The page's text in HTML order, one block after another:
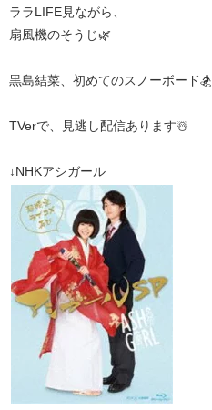
ララLIFE見ながら、
扇風機のそうじ🌿
黒島結菜、初めてのスノーボード🏂
TVerで、見逃し配信あります☃️
↓NHKアシガール